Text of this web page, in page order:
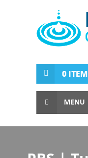
0 ITEM
MENU